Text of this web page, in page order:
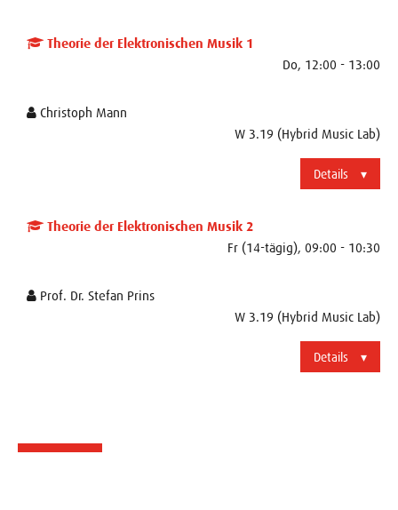
Theorie der Elektronischen Musik 1
Do, 12:00 - 13:00
Christoph Mann
W 3.19 (Hybrid Music Lab)
Details
Theorie der Elektronischen Musik 2
Fr (14-tägig), 09:00 - 10:30
Prof. Dr. Stefan Prins
W 3.19 (Hybrid Music Lab)
Details